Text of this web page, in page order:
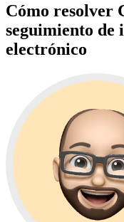
Cómo resolver
seguimiento de
electrónico